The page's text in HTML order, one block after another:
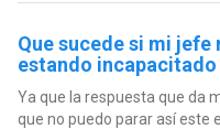
Que sucede si mi
estando
Ya que la respuesta que da
que no puedo parar así este